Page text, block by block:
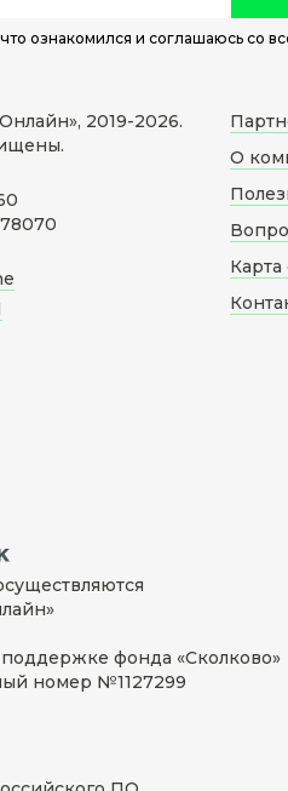
ознакомился и соглашаюсь со
2019-2026.
О
Карта
фонда «Сколково»
номер №1127299